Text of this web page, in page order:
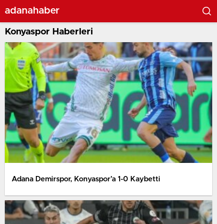
adanahaber
Konyaspor Haberleri
Adana Demirspor, Konyaspor’a 1-0 Kaybetti